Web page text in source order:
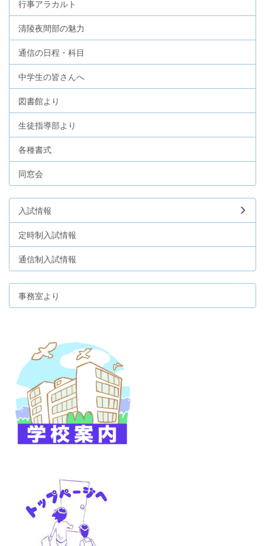
行事アラカルト
清陵夜間部の魅力
通信の日程・科目
中学生の皆さんへ
図書館より
生徒指導部より
各種書式
同窓会
入試情報
定時制入試情報
通信制入試情報
事務室より